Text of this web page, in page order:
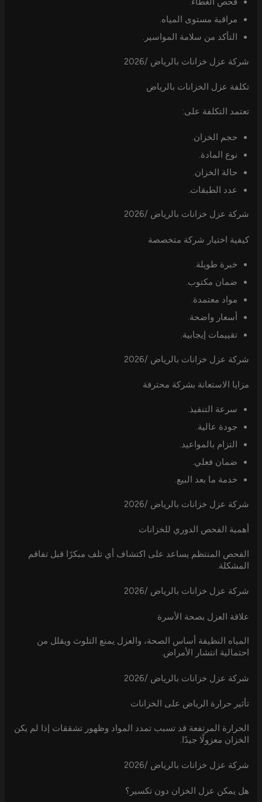
مراقبة مستوى المياه.
التأكد من سلامة المواسير.
شركة عزل خزانات بالرياض /2026
تكلفة عزل الخزانات بالرياض
تعتمد التكلفة على:
حجم الخزان.
نوع المادة.
حالة الخزان.
عدد الطبقات.
شركة عزل خزانات بالرياض /2026
كيفية اختيار شركة متخصصة
خبرة طويلة.
ضمان مكتوب.
مواد معتمدة.
أسعار واضحة.
تقييمات إيجابية.
شركة عزل خزانات بالرياض /2026
مزايا الاستعانة بشركة محترفة
سرعة التنفيذ.
جودة عالية.
التزام بالمواعيد.
ضمان فعلي.
خدمة ما بعد البيع.
شركة عزل خزانات بالرياض /2026
أهمية الفحص الدوري للخزانات
الفحص المنتظم يساعد على اكتشاف أي تلف مبكرًا قبل تفاقم
المشكلة.
شركة عزل خزانات بالرياض /2026
علاقة العزل بصحة الأسرة
المياه النظيفة أساس الصحة، والعزل يمنع التلوث ويقلل من
احتمالية انتشار الأمراض.
شركة عزل خزانات بالرياض /2026
تأثير حرارة الرياض على الخزانات
الحرارة المرتفعة قد تسبب تمدد المواد وظهور تشققات إذا لم يكن
الخزان معزولًا جيدًا.
شركة عزل خزانات بالرياض /2026
هل يمكن عزل الخزان دون تكسير؟